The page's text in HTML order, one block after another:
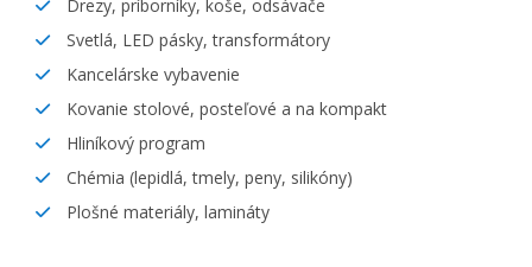
Drezy, príborníky, koše, odsávače
Svetlá, LED pásky, transformátory
Kancelárske vybavenie
Kovanie stolové, posteľové a na kompakt
Hliníkový program
Chémia (lepidlá, tmely, peny, silikóny)
Plošné materiály, lamináty